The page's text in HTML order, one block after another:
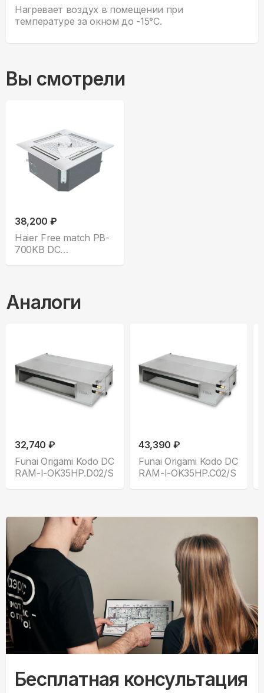
Нагревает воздух в помещении при
температуре за окном до -15°С.
Вы смотрели
38,200 ₽
Haier Free match PB-
700KB DC
Аналоги
32,740 ₽
Funai Origami Kodo DC
RAM-I-OK35HP.D02/S
43,390 ₽
Funai Origami Kodo DC
RAM-I-OK35HP.C02/S
Бесплатная консультация